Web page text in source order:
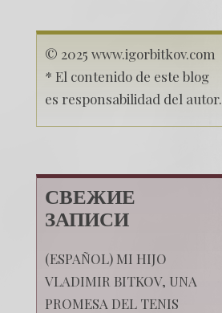
© 2025 www.igorbitkov.com
* El contenido de este blog
es responsabilidad del autor.
СВЕЖИЕ
ЗАПИСИ
(ESPAÑOL) MI HIJO
VLADIMIR BITKOV, UNA
PROMESA DEL TENIS